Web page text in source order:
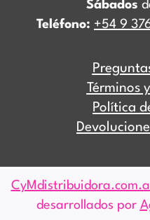
Sábados
Teléfono: +54 9
Términos
Política
desarrollados por